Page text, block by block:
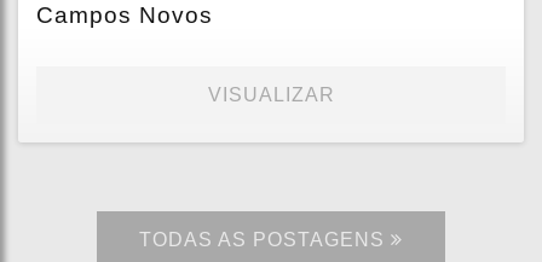
Campos Novos
VISUALIZAR
TODAS AS POSTAGENS